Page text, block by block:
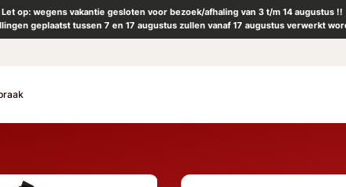
Let op: wegens vakantie gesloten voor bezoek/afhaling van 3 t/m 14 augustus !!
geplaatst tussen 7 en 17 augustus zullen vanaf 17 augustus verwerkt